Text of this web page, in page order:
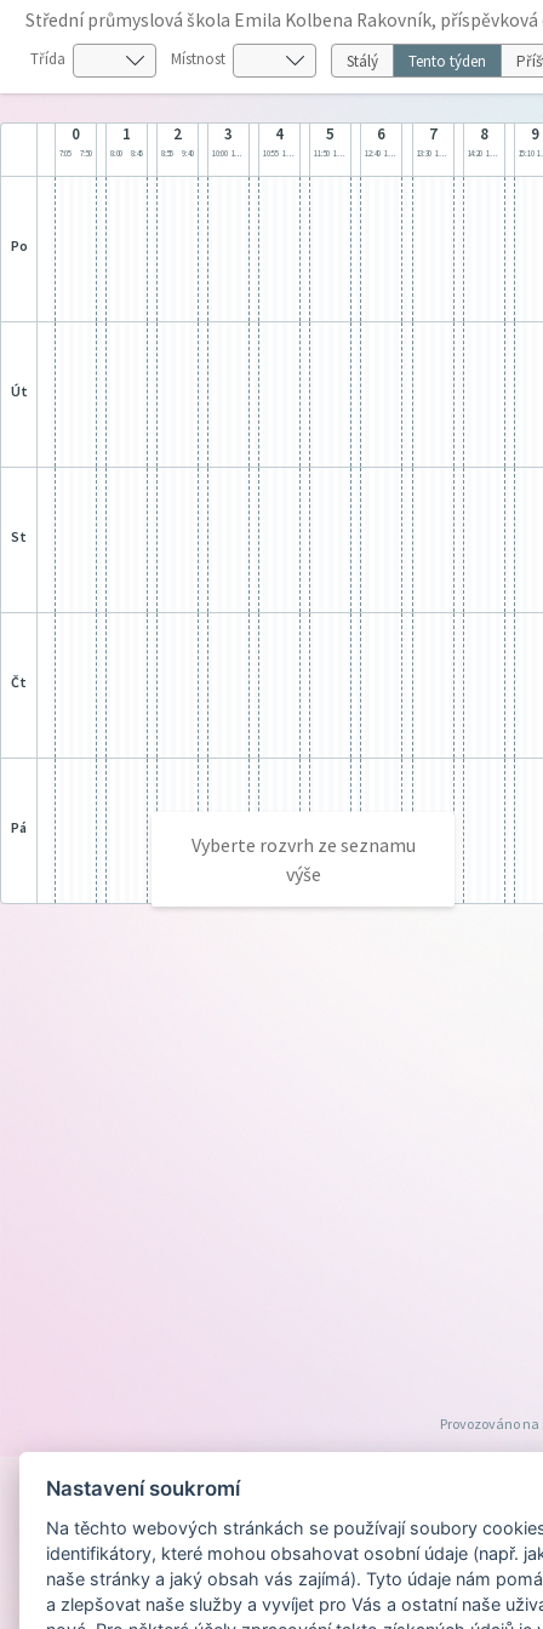
Střední průmyslová škola Emila Kolbena Rakovník,
Třída Místnost Stálý Tento týden
Vyberte rozvrh ze seznamu
výše
0
7:05 7:50
1
8:00 8:45
2
8:55 9:40
3
10:00 10:45
4
10:55 11:40
5
11:50 12:35
6
12:40 13:25
7
13:30 14:15
8
14:20 15:05
9
15:10
po
út
st
čt
pá
Provozováno
Nastavení soukromí
Na těchto webových stránkách se používají soubory
identifikátory, které mohou obsahovat osobní údaje (např.
naše stránky a jaký obsah vás zajímá). Tyto údaje nám
a zlepšovat naše služby a vyvíjet pro Vás a ostatní naše